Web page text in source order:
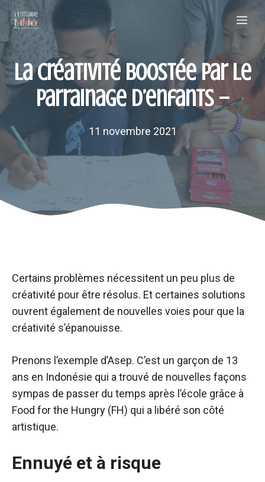
Aller
au
contenu
La créativité boostée par le
parrainage d’enfants –
11 novembre 2021
Certains problèmes nécessitent un peu plus de
créativité pour être résolus. Et certaines solutions
ouvrent également de nouvelles voies pour que la
créativité s’épanouisse.
Prenons l’exemple d’Asep. C’est un garçon de 13
ans en Indonésie qui a trouvé de nouvelles façons
sympas de passer du temps après l’école grâce à
Food for the Hungry (FH) qui a libéré son côté
artistique.
Ennuyé et à risque